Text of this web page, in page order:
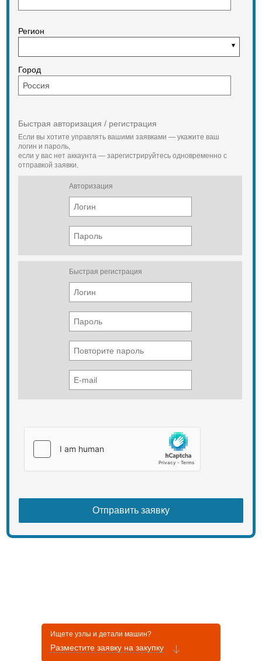
Регион
Город
Быстрая авторизация / регистрация
Если вы хотите управлять вашими заявками — укажите ваш
логин и пароль,
если у вас нет аккаунта — зарегистрируйтесь одновременно с
отправкой заявки.
Авторизация
Быстрая регистрация
Ищете узлы и детали машин?
Разместите заявку на закупку